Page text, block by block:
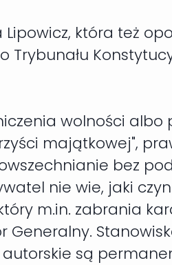
która też
wolności
majątkowej",
bez
nie wie, jaki
m.in. zabrania
Generalny.
są